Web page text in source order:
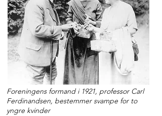
Foreningens formand i 1921, professor Carl
Ferdinandsen, bestemmer svampe for to
yngre kvinder